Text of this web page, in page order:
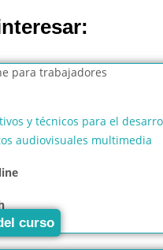
y técnicos para el
audiovisuales multimedia
curso